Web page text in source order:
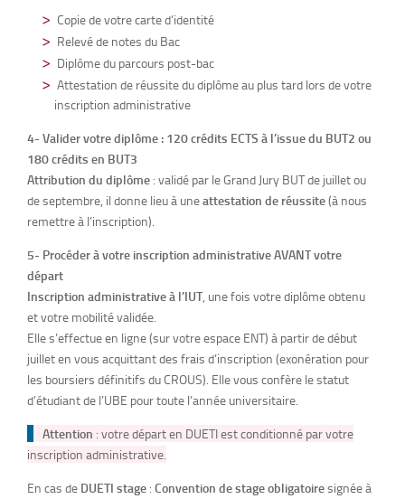
Copie de votre carte d’identité
Relevé de notes du Bac
Diplôme du parcours post-bac
Attestation de réussite du diplôme au plus tard lors de votre
inscription administrative
4- Valider votre diplôme : 120 crédits ECTS à l’issue du BUT2 ou
180 crédits en BUT3
Attribution du diplôme : validé par le Grand Jury BUT de juillet ou
de septembre, il donne lieu à uneattestation de réussite(à nous
remettre à l’inscription).
5- Procéder à votre inscription administrative AVANT votre
départ
Inscription administrative à l’IUT, une fois votre diplôme obtenu
et votre mobilité validée.
Elle s’effectue en ligne (sur votre espace ENT) à partir de début
juillet en vous acquittant des frais d’inscription (exonération pour
les boursiers définitifs du CROUS). Elle vous confère le statut
d’étudiant de l’UBE pour toute l’année universitaire.
Attention : votre départ en DUETI est conditionné par votre
inscription administrative.
En cas de DUETI stage : Convention de stage obligatoiresignée à